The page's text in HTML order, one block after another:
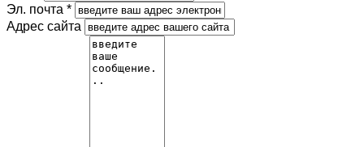
Эл. почта *
Адрес сайта